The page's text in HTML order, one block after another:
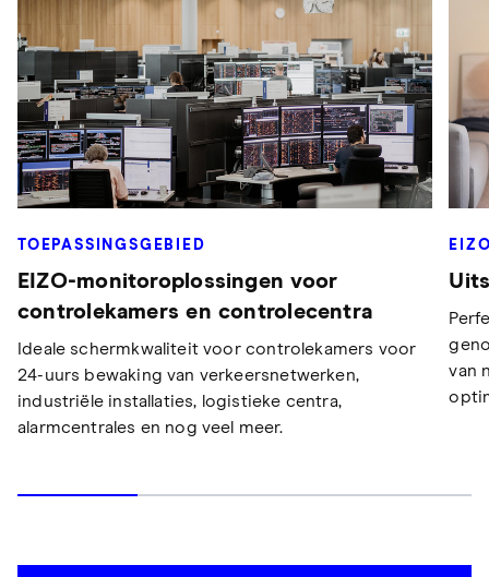
TOEPASSINGSGEBIED
EIZO-monitoroplossingen voor
controlekamers en controlecentra
Ideale schermkwaliteit voor controlekamers voor
24-uurs bewaking van verkeersnetwerken,
industriële installaties, logistieke centra,
alarmcentrales en nog veel meer.
van